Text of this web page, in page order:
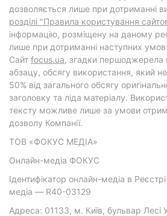
дозволяється лише при дотриманні
розділі "Правила користування
інформацію, розміщену на даному
лише при дотриманні наступних
Cайт focus.ua, згадки
абзацу, обсягу використання, який
50% від загального обсягу
заголовку та ліда матеріалу.
тексту можливе лише за умови
дозволу Компанії.
ТОВ «ФОКУС МЕДІА»
Онлайн-медіа ФОКУС
Ідентифікатор онлайн-медіа в Реєстрі
медіа — R40-03129
Адреса: 01133, м. Київ, бульвар Лесі